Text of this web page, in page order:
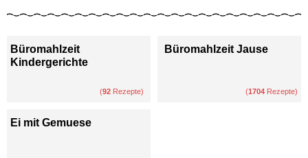
Büromahlzeit
Kindergerichte
(92 Rezepte)
Büromahlzeit Jause
(1704 Rezepte)
Ei mit Gemuese